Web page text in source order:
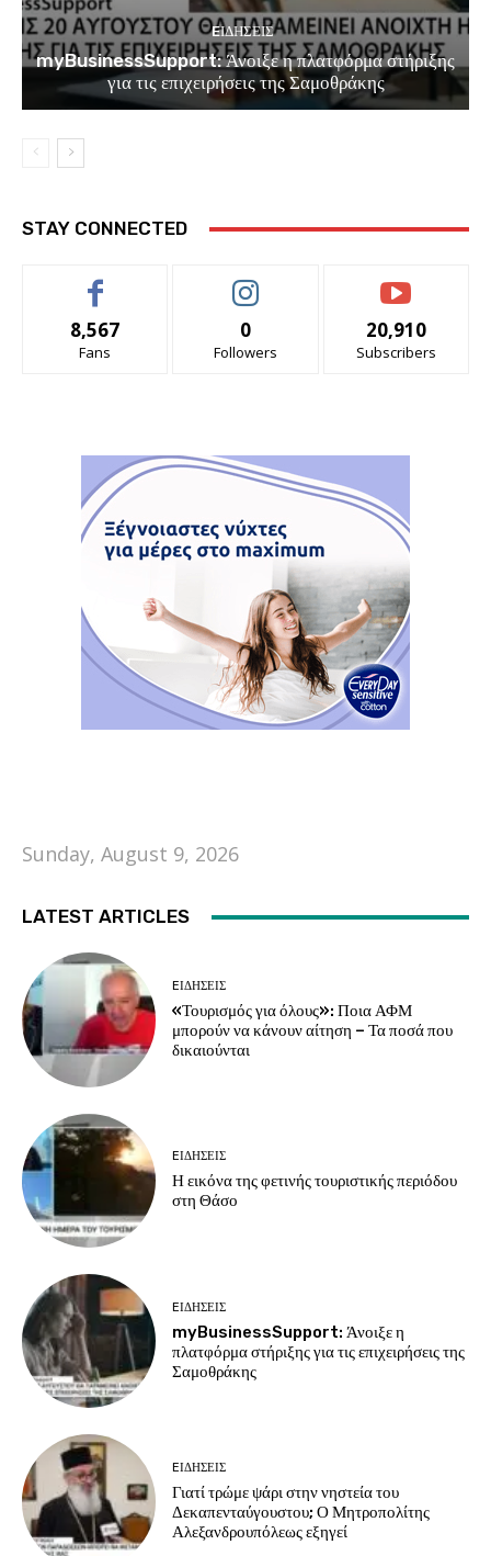
EΙΔΗΣΕΙΣ
myBusinessSupport: Άνοιξε η πλατφόρμα στήριξης
για τις επιχειρήσεις της Σαμοθράκης
STAY CONNECTED
8,567
Fans
0
Followers
20,910
Subscribers
Sunday, August 9, 2026
LATEST ARTICLES
EΙΔΗΣΕΙΣ
«Τουρισμός για όλους»: Ποια ΑΦΜ
μπορούν να κάνουν αίτηση – Τα ποσά που
δικαιούνται
EΙΔΗΣΕΙΣ
Η εικόνα της φετινής τουριστικής περιόδου
στη Θάσο
EΙΔΗΣΕΙΣ
myBusinessSupport: Άνοιξε η
πλατφόρμα στήριξης για τις επιχειρήσεις της
Σαμοθράκης
EΙΔΗΣΕΙΣ
Γιατί τρώμε ψάρι στην νηστεία του
Δεκαπενταύγουστου; Ο Μητροπολίτης
Αλεξανδρουπόλεως εξηγεί